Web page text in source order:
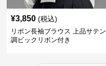
¥3,850 (税込)
リボン長袖ブラウス 上品サテン
調ビックリボン付き